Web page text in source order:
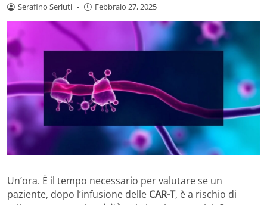
Serafino Serluti - Febbraio 27, 2025
Un’ora. È il tempo necessario per valutare se un
paziente, dopo l’infusione delle CAR-T, è a rischio di